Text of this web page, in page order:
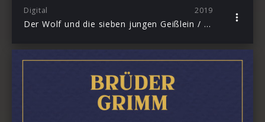
Digital 2019
Der Wolf und die sieben jungen Geißlein / Schneeweißchen und Rosenrot / Allerleirauh